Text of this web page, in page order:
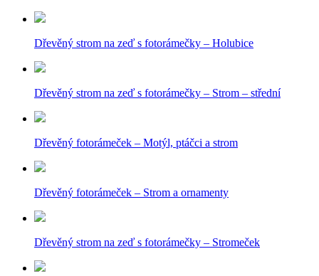
Dřevěný strom na zeď s fotorámečky – Holubice
Dřevěný strom na zeď s fotorámečky – Strom – střední
Dřevěný fotorámeček – Motýl, ptáčci a strom
Dřevěný fotorámeček – Strom a ornamenty
Dřevěný strom na zeď s fotorámečky – Stromeček